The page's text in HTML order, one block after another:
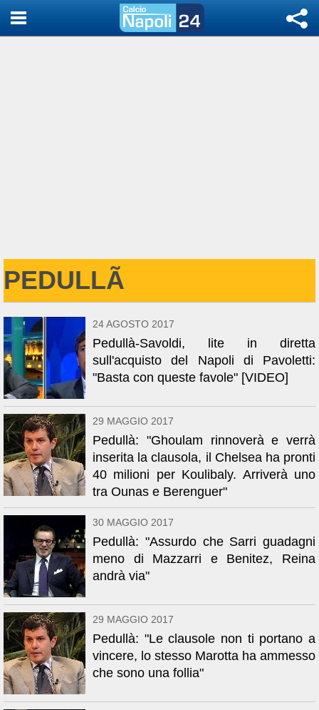
PEDULLÃ
24 AGOSTO 2017
Pedullà-Savoldi, lite in diretta
sull'acquisto del Napoli di Pavoletti:
"Basta con queste favole" [VIDEO]
29 MAGGIO 2017
Pedullà: "Ghoulam rinnoverà e verrà
inserita la clausola, il Chelsea ha pronti
40 milioni per Koulibaly. Arriverà uno
tra Ounas e Berenguer"
30 MAGGIO 2017
Pedullà: "Assurdo che Sarri guadagni
meno di Mazzarri e Benitez, Reina
andrà via"
29 MAGGIO 2017
Pedullà: "Le clausole non ti portano a
vincere, lo stesso Marotta ha ammesso
che sono una follia"